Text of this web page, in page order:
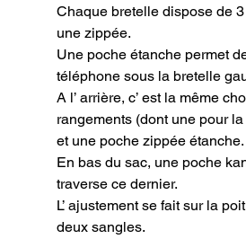
Chaque bretelle dispose de
une zippée.
Une poche étanche permet
téléphone sous la bretelle
A l’ arrière, c’ est la même
rangements (dont une pour
et une poche zippée étanche.
En bas du sac, une poche
traverse ce dernier.
L’ ajustement se fait sur la
deux sangles.